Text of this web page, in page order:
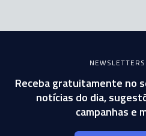
Receba gratuitamente no
notícias do dia,
campanhas e